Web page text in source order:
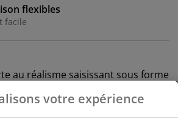
flexibles
facile
au réalisme saisissant sous forme
une touche fraîche et naturelle à
Parfaite pour les vases ou
votre expérience